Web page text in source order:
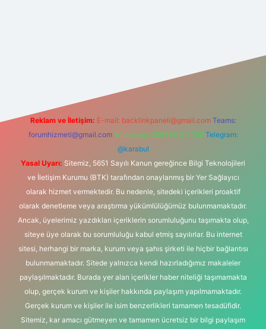
Reklam ve İletişim: E-mail: backlinkpaneli@gmail.com Teams:
forumhizmeti@gmail.com Whatsapp: 0262 606 0 726 Telegram:
@karabul
Yasal Uyarı: Sitemiz, 5651 Sayılı Kanun gereğince Bilgi Teknolojileri
ve İletişim Kurumu (BTK) tarafından onaylanmış bir Yer Sağlayıcı
olarak hizmet vermektedir. Bu nedenle, sitedeki içerikleri proaktif
olarak denetleme veya araştırma yükümlülüğümüz bulunmamaktadır.
Ancak, üyelerimiz yazdıkları içeriklerin sorumluluğunu taşımakta olup,
siteye üye olarak bu sorumluluğu kabul etmiş sayılırlar. Bu internet
sitesi, herhangi bir marka, kurum veya şahıs şirketi ile hiçbir bağlantısı
bulunmamaktadır. Sitede yalnızca kendi hazırladığımız makaleler
paylaşılmaktadır. Burada yer alan içerikler haber niteliği taşımamakta
olup, gerçek kurum ve kişiler hakkında paylaşım yapılmamaktadır.
Gerçek kurum ve kişiler ile isim benzerlikleri tamamen tesadüfidir.
Sitemiz, kar amacı gütmeyen ve tamamen ücretsiz bir bilgi paylaşım